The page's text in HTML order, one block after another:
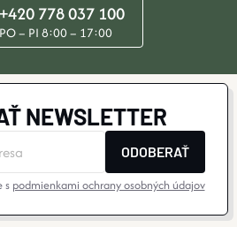
+420 778 037 100
PO – PI 8:00 – 17:00
NEWSLETTER
ODOBERAŤ
s podmienkami ochrany osobných údajov